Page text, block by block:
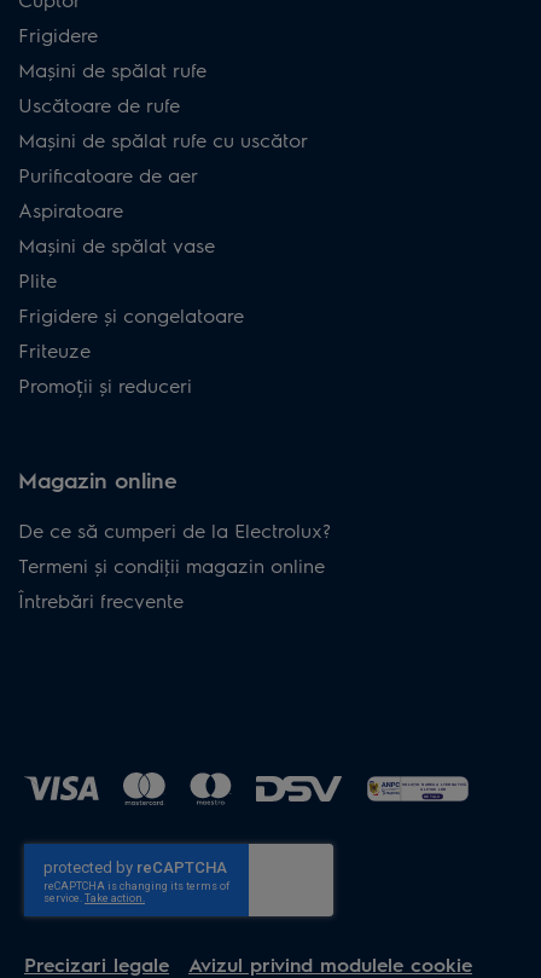
Frigidere
Mașini de spălat rufe
Uscătoare de rufe
Mașini de spălat rufe cu uscător
Purificatoare de aer
Aspiratoare
Mașini de spălat vase
Plite
Frigidere și congelatoare
Friteuze
Promoții și reduceri
Magazin online
De ce să cumperi de la Electrolux?
Termeni și condiţii magazin online
Întrebări frecvente
Precizari legale Avizul privind modulele cookie